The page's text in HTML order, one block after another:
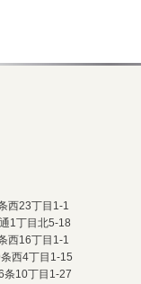
西23丁目1-1
1丁目北5-18
西16丁目1-1
西4丁目1-15
10丁目1-27